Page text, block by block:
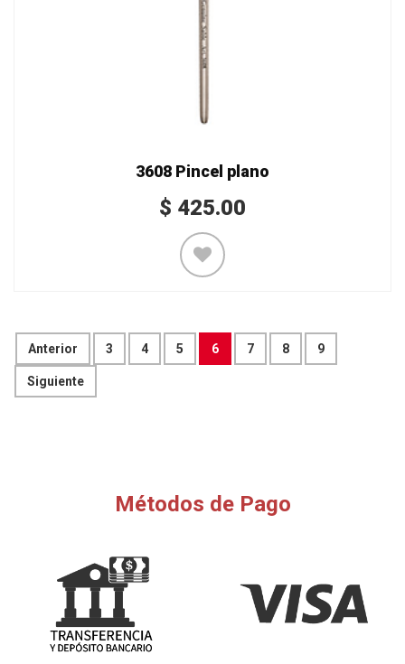
3608 Pincel plano
$ 425.00
Anterior 3 4 5 6 7 8 9
Siguiente
Métodos de Pago